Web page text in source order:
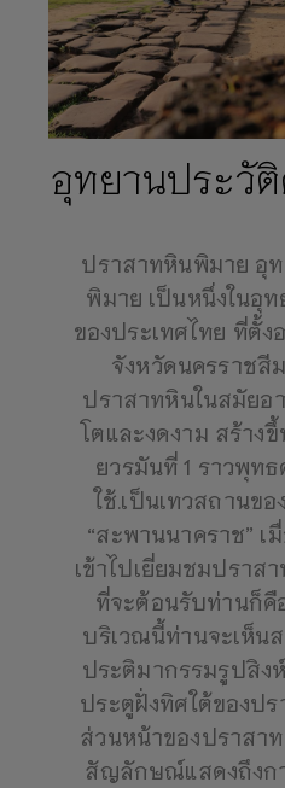
อุทยานประวั
ปราสาทหินพิมาย อุ
พิมาย เป็นหนึ่งในอุ
ของประเทศไทย ที่ตั้ง
จังหวัดนครราชสี
ปราสาทหินในสมัย
โตและงดงาม สร้าง
ยวรมันที่ 1 ราวพุท
ใช้.เป็นเทวสถานข
“สะพานนาคราช” เ
เข้าไปเยี่ยมชมปราส
ที่จะต้อนรับท่านก็คื
บริเวณนี้ท่านจะเห็น
ประติมากรรมรูปสิง
ประตูฝั่งทิศใต้ของป
ส่วนหน้าของปราสาท
สัญลักษณ์แสดงถึงก